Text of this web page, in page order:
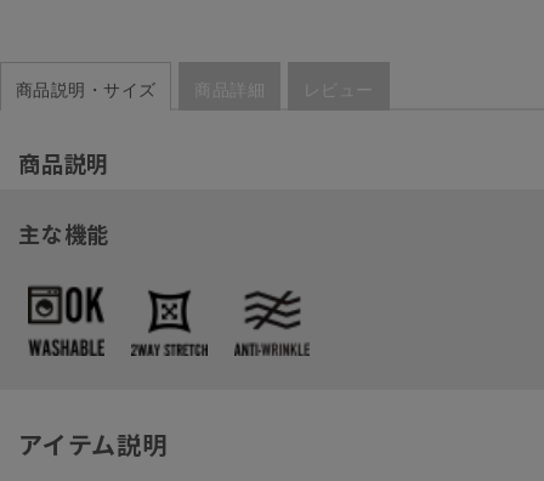
商品説明・サイズ 商品詳細 レビュー
商品説明
主な機能
アイテム説明